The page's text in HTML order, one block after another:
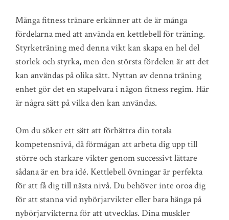
Många fitness tränare erkänner att de är många
fördelarna med att använda en kettlebell för träning.
Styrketräning med denna vikt kan skapa en hel del
storlek och styrka, men den största fördelen är att det
kan användas på olika sätt. Nyttan av denna träning
enhet gör det en stapelvara i någon fitness regim. Här
är några sätt på vilka den kan användas.
Om du söker ett sätt att förbättra din totala
kompetensnivå, då förmågan att arbeta dig upp till
större och starkare vikter genom successivt lättare
sådana är en bra idé. Kettlebell övningar är perfekta
för att få dig till nästa nivå. Du behöver inte oroa dig
för att stanna vid nybörjarvikter eller bara hänga på
nybörjarvikterna för att utvecklas. Dina muskler